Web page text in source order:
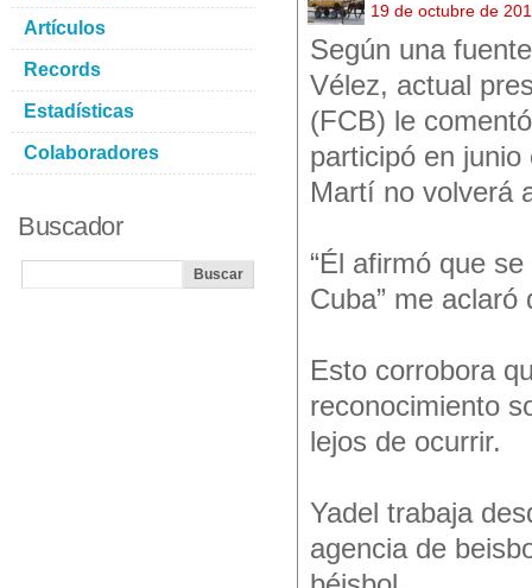
19 de octubre de
Según una
Vélez, actual
(FCB) le
participó en
Martí no volverá
“Él afirmó que
Cuba” me aclaró
Esto corrobora
reconocimiento
lejos de ocurrir.
Yadel trabaja
agencia de
Artículos
Records
Estadísticas
Colaboradores
Buscador